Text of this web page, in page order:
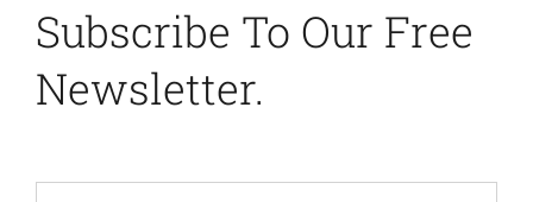
Subscribe To Our Free
Newsletter.